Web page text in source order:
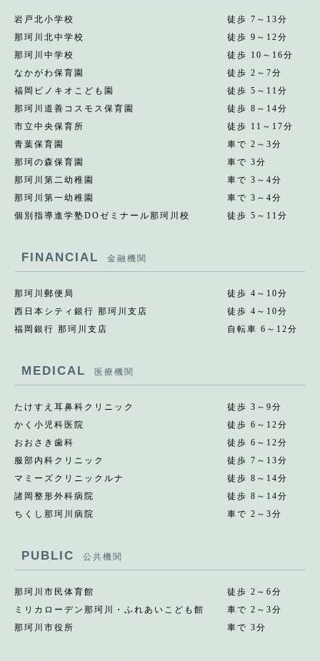
岩戸北小学校
徒歩 7～13分
那珂川北中学校
徒歩 9～12分
那珂川中学校
徒歩 10～16分
なかがわ保育園
徒歩 2～7分
福岡ピノキオこども園
徒歩 5～11分
那珂川道善コスモス保育園
徒歩 8～14分
市立中央保育所
徒歩 11～17分
青葉保育園
車で 2～3分
那珂の森保育園
車で 3分
那珂川第二幼稚園
車で 3～4分
那珂川第一幼稚園
車で 3～4分
個別指導進学塾DOゼミナール那珂川校
徒歩 5～11分
FINANCIAL 金融機関
那珂川郵便局
徒歩 4～10分
西日本シティ銀行 那珂川支店
徒歩 4～10分
福岡銀行 那珂川支店
自転車 6～12分
MEDICAL 医療機関
たけすえ耳鼻科クリニック
徒歩 3～9分
かく小児科医院
徒歩 6～12分
おおさき歯科
徒歩 6～12分
服部内科クリニック
徒歩 7～13分
マミーズクリニックルナ
徒歩 8～14分
諸岡整形外科病院
徒歩 8～14分
ちくし那珂川病院
車で 2～3分
PUBLIC 公共機関
那珂川市民体育館
徒歩 2～6分
ミリカローデン那珂川・ふれあいこども館
車で 2～3分
那珂川市役所
車で 3分